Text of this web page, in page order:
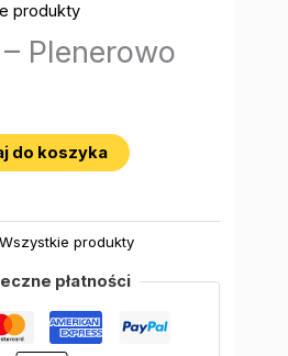
produkty
– Plenerowo
do koszyka
Wszystkie produkty
płatności